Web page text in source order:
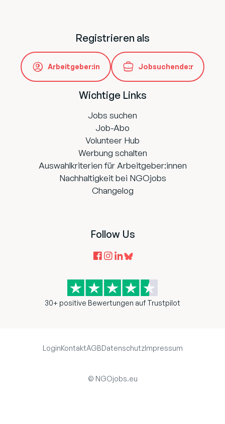
Registrieren als
Arbeitgeber:in Jobsuchende:r
Wichtige Links
Jobs suchen
Job-Abo
Volunteer Hub
Werbung schalten
Auswahlkriterien für Arbeitgeber:innen
Nachhaltigkeit bei NGOjobs
Changelog
Follow Us
30+ positive Bewertungen auf Trustpilot
LoginKontaktAGBDatenschutzImpressum
© NGOjobs.eu